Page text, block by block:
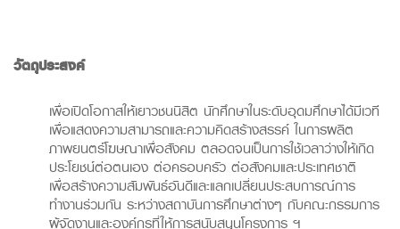
วัตถุประสงค์
เพื่อเปิดโอกาสให้เยาวชนนิสิต นักศึกษาในระดับอุดมศึกษาได้มีเวที
เพื่อแสดงความสามารถและความคิดสร้างสรรค์ ในการผลิต
ภาพยนตร์โฆษณาเพื่อสังคม ตลอดจนเป็นการใช้เวลาว่างให้เกิด
ประโยชน์ต่อตนเอง ต่อครอบครัว ต่อสังคมและประเทศชาติ
เพื่อสร้างความสัมพันธ์อันดีและแลกเปลี่ยนประสบการณ์การ
ทำงานร่วมกัน ระหว่างสถาบันการศึกษาต่างๆ กับคณะกรรมการ
ผู้จัดงานและองค์กรที่ให้การสนับสนุนโครงการ ฯ